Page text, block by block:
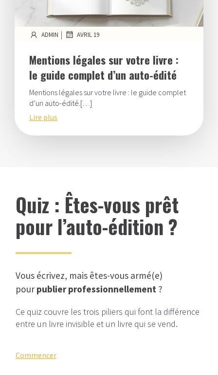
ADMIN | AVRIL 19
Mentions légales sur votre livre :
le guide complet d’un auto-édité
Mentions légales sur votre livre : le guide complet
d’un auto-édité.[…]
Lire plus
Quiz : Êtes-vous prêt
pour l’auto-édition ?
Vous écrivez, mais êtes-vous armé(e)
pour publier professionnellement?
Ce quiz couvre les trois piliers qui font la différence
entre un livre invisible et un livre qui se vend.
Commencer